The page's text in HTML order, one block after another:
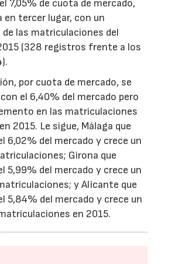
7,05% de cuota de mercado,
en tercer lugar, con un
las matriculaciones del
(328 registros frente a los
por cuota de mercado, se
el 6,40% del mercado pero
en las matriculaciones
2015. Le sigue, Málaga que
6,02% del mercado y crece un
Girona que
5,99% del mercado y crece un
y Alicante que
5,84% del mercado y crece un
en 2015.